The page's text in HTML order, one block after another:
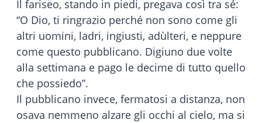
Il fariseo, stando in piedi, pregava così tra sé:
“O Dio, ti ringrazio perché non sono come gli
altri uomini, ladri, ingiusti, adùlteri, e neppure
come questo pubblicano. Digiuno due volte
alla settimana e pago le decime di tutto quello
che possiedo”.
Il pubblicano invece, fermatosi a distanza, non
osava nemmeno alzare gli occhi al cielo, ma si